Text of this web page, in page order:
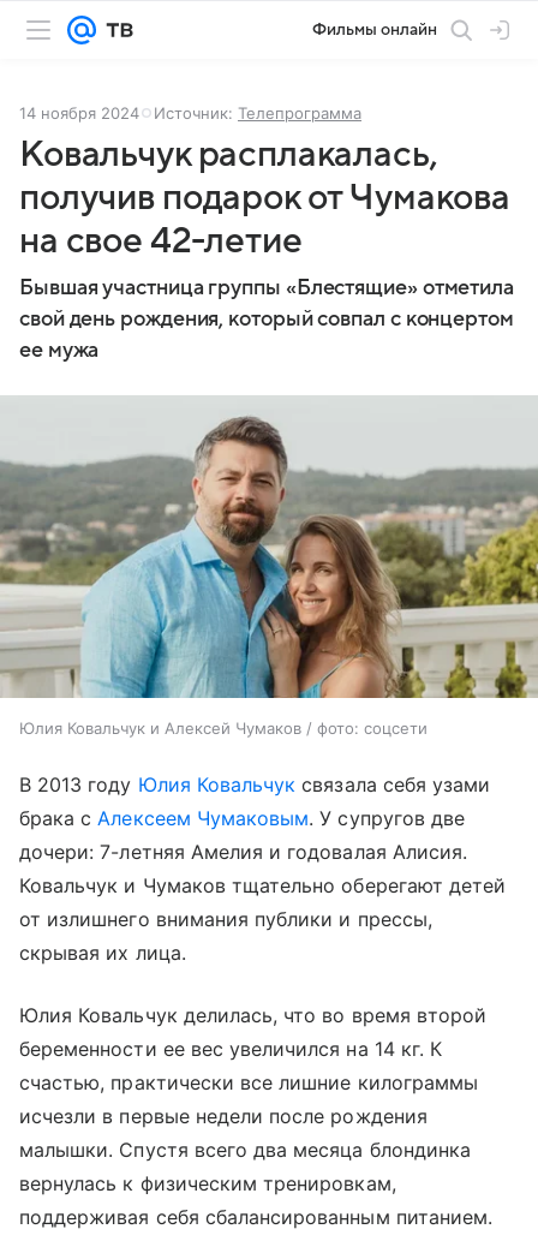
Фильмы онлайн
14 ноября 2024 Источник: Телепрограмма
Ковальчук расплакалась,
получив подарок от Чумакова
на свое 42-летие
Бывшая участница группы «Блестящие» отметила
свой день рождения, который совпал с концертом
ее мужа
Юлия Ковальчук и Алексей Чумаков / фото: соцсети
В 2013 году Юлия Ковальчук связала себя узами
брака сАлексеем Чумаковым. У супругов две
дочери: 7-летняя Амелия и годовалая Алисия.
Ковальчук и Чумаков тщательно оберегают детей
от излишнего внимания публики и прессы,
скрывая их лица.
Юлия Ковальчук делилась, что во время второй
беременности ее вес увеличился на 14 кг. К
счастью, практически все лишние килограммы
исчезли в первые недели после рождения
малышки. Спустя всего два месяца блондинка
вернулась к физическим тренировкам,
поддерживая себя сбалансированным питанием.